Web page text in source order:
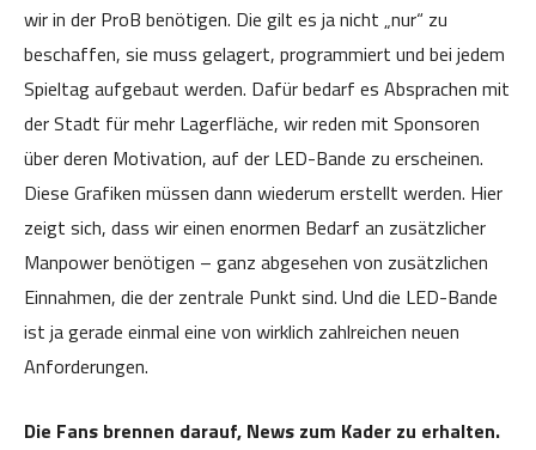
wir in der ProB benötigen. Die gilt es ja nicht „nur“ zu
beschaffen, sie muss gelagert, programmiert und bei jedem
Spieltag aufgebaut werden. Dafür bedarf es Absprachen mit
der Stadt für mehr Lagerfläche, wir reden mit Sponsoren
über deren Motivation, auf der LED-Bande zu erscheinen.
Diese Grafiken müssen dann wiederum erstellt werden. Hier
zeigt sich, dass wir einen enormen Bedarf an zusätzlicher
Manpower benötigen – ganz abgesehen von zusätzlichen
Einnahmen, die der zentrale Punkt sind. Und die LED-Bande
ist ja gerade einmal eine von wirklich zahlreichen neuen
Anforderungen.
Die Fans brennen darauf, News zum Kader zu erhalten.